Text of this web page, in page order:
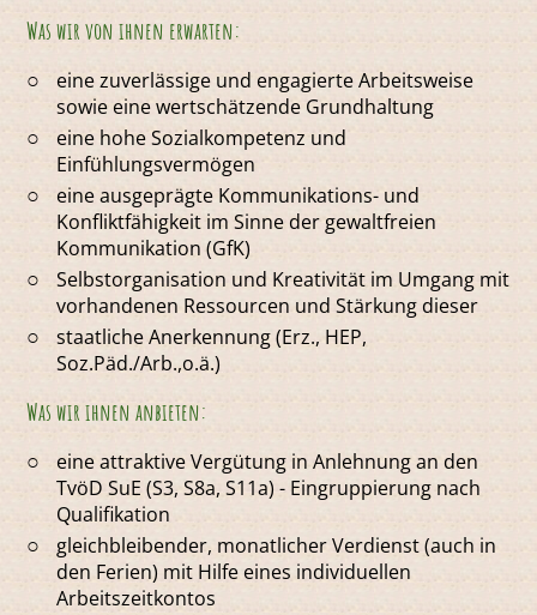
Was wir von ihnen erwarten:
eine zuverlässige und engagierte Arbeitsweise
sowie eine wertschätzende Grundhaltung
eine hohe Sozialkompetenz und
Einfühlungsvermögen
eine ausgeprägte Kommunikations- und
Konfliktfähigkeit im Sinne der gewaltfreien
Kommunikation (GfK)
Selbstorganisation und Kreativität im Umgang mit
vorhandenen Ressourcen und Stärkung dieser
staatliche Anerkennung (Erz., HEP,
Soz.Päd./Arb.,o.ä.)
Was wir ihnen anbieten:
eine attraktive Vergütung in Anlehnung an den
TvöD SuE (S3, S8a, S11a) - Eingruppierung nach
Qualifikation
gleichbleibender, monatlicher Verdienst (auch in
den Ferien) mit Hilfe eines individuellen
Arbeitszeitkontos